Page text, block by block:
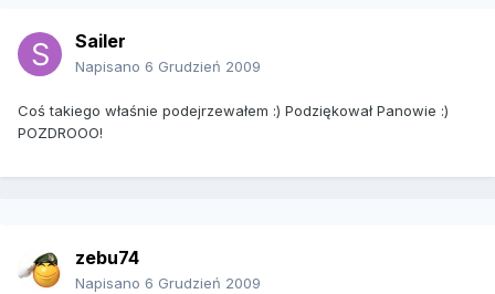
Sailer
Napisano 6 Grudzień 2009
Coś takiego właśnie podejrzewałem :) Podziękował Panowie :)
POZDROOO!
zebu74
Napisano 6 Grudzień 2009